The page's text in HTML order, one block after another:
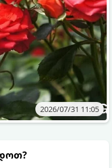
2026/07/31 11:05